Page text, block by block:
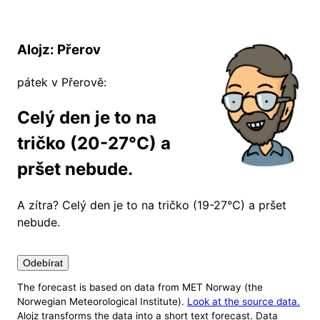
Alojz: Přerov
pátek v Přerově:
Celý den je to na
tričko (20-27°C) a
pršet nebude.
A zítra? Celý den je to na tričko (19-27°C) a pršet
nebude.
Odebírat
Nastavení
The forecast is based on data from MET Norway (the
Norwegian Meteorological Institute). Look at the source data.
Alojz transforms the data into a short text forecast. Data